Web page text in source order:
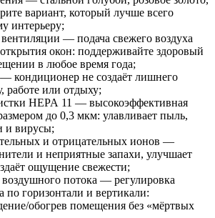
вариант, который лучше всего
интерьеру;
— подача свежего воздуха
окон: поддерживайте здоровый
в любое время года;
— кондиционер не создаёт лишнего
работе или отдыху;
HEPA 11 — высокоэффективная
до 0,3 мкм: улавливает пыль,
и вирусы;
и отрицательных ионов —
и неприятные запахи, улучшает
ощущение свежести;
воздушного потока — регулировка
по горизонтали и вертикали:
обогрев помещения без «мёртвых